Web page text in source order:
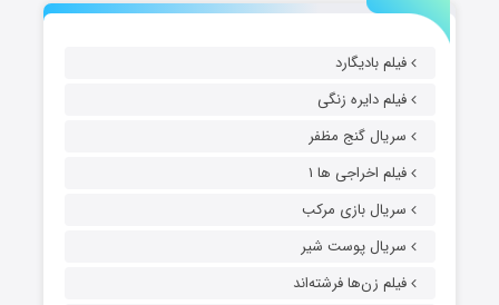
فیلم بادیگارد
فیلم دایره زنگی
سریال گنج مظفر
فیلم اخراجی ها ۱
سریال بازی مرکب
سریال پوست شیر
فیلم زن‌ها فرشته‌اند